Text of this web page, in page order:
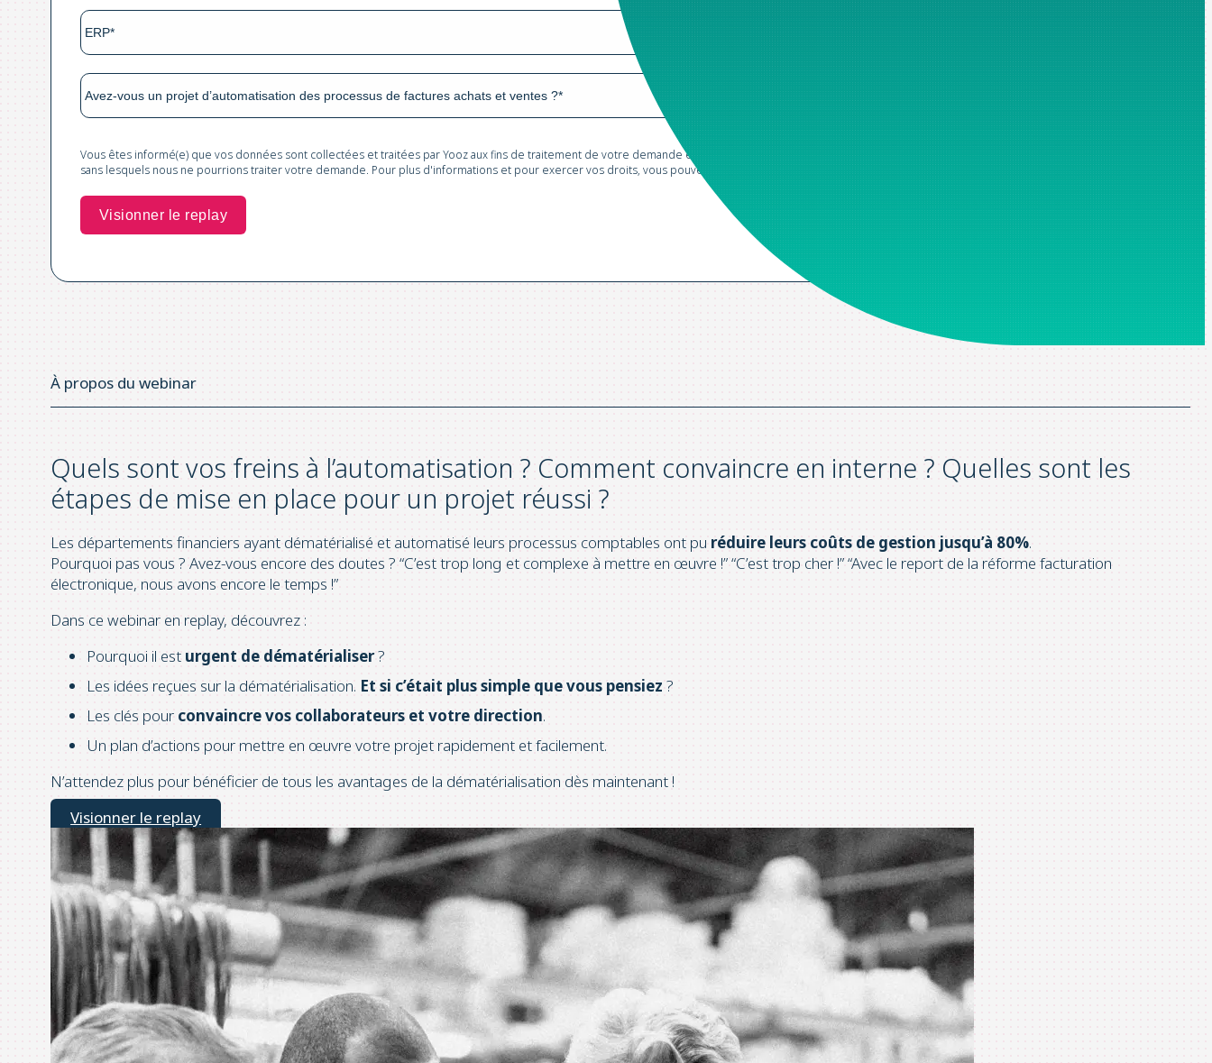
Vous êtes informé(e) que vos données sont collectées et traitées par Yooz aux fins de traitement de votre demande et de prospection commerciale. Les champs marqués d'un astérisque sont obligatoires
sans lesquels nous ne pourrions traiter votre demande. Pour plus d'informations et pour exercer vos droits, vous pouvez consulter notre
Politique de confidentialité
À propos du webinar
Quels sont vos freins à l’automatisation ? Comment convaincre en interne ? Quelles sont les
étapes de mise en place pour un projet réussi ?
Les départements financiers ayant dématérialisé et automatisé leurs processus comptables ont pu réduire leurs coûts de gestion jusqu’à 80%.
Pourquoi pas vous ? Avez-vous encore des doutes ? “C’est trop long et complexe à mettre en œuvre !” “C’est trop cher !” “Avec le report de la réforme facturation
électronique, nous avons encore le temps !”
Dans ce webinar en replay, découvrez :
Pourquoi il est urgent de dématérialiser?
Les idées reçues sur la dématérialisation. Et si c’était plus simple que vous pensiez ?
Les clés pour convaincre vos collaborateurs et votre direction.
Un plan d’actions pour mettre en œuvre votre projet rapidement et facilement.
N’attendez plus pour bénéficier de tous les avantages de la dématérialisation dès maintenant !
Visionner le replay